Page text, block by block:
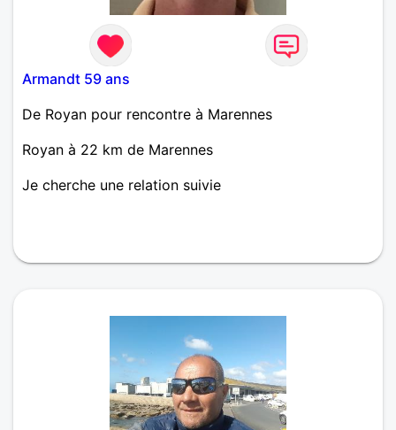
Armandt 59 ans
De Royan pour rencontre à Marennes
Royan à 22 km de Marennes
Je cherche une relation suivie